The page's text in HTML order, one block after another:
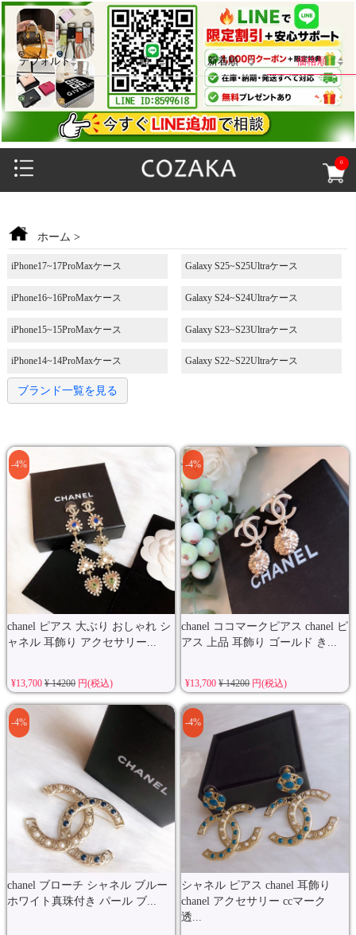
0
デフォルト 人気順 新着順 価格順
ホーム >
iPhone17~17ProMaxケース Galaxy S25~S25Ultraケース
iPhone16~16ProMaxケース Galaxy S24~S24Ultraケース
iPhone15~15ProMaxケース Galaxy S23~S23Ultraケース
iPhone14~14ProMaxケース Galaxy S22~S22Ultraケース
ブランド一覧を見る
chanel ピアス 大ぶり おしゃれ シ
ャネル 耳飾り アクセサリー...
-4%
¥13,700 ¥ 14200円(税込)
chanel ココマークピアス chanel ピ
アス 上品 耳飾り ゴールド き...
-4%
¥13,700¥ 14200円(税込)
chanel ブローチ シャネル ブルー
ホワイト真珠付き パール ブ...
-4%
シャネル ピアス chanel 耳飾り
chanel アクセサリー ccマーク
透...
-4%